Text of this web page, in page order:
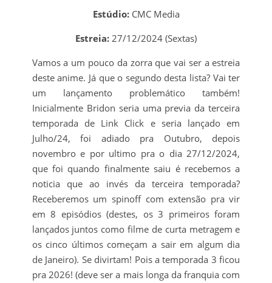
Estúdio:CMC Media
Estreia: 27/12/2024 (Sextas)
Vamos a um pouco da zorra que vai ser a estreia
deste anime. Já que o segundo desta lista? Vai ter
um lançamento problemático também!
Inicialmente Bridon seria uma previa da terceira
temporada de Link Click e seria lançado em
Julho/24, foi adiado pra Outubro, depois
novembro e por ultimo pra o dia 27/12/2024,
que foi quando finalmente saiu é recebemos a
noticia que ao invés da terceira temporada?
Receberemos um spinoff com extensão pra vir
em 8 episódios (destes, os 3 primeiros foram
lançados juntos como filme de curta metragem e
os cinco últimos começam a sair em algum dia
de Janeiro). Se divirtam! Pois a temporada 3 ficou
pra 2026! (deve ser a mais longa da franquia com